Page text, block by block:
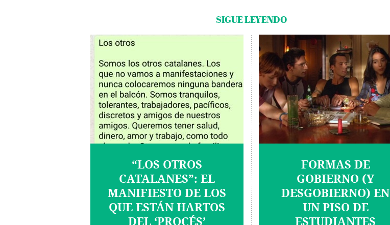
SIGUE LEYENDO
“LOS OTROS
CATALANES”: EL
MANIFIESTO DE LOS
QUE ESTÁN HARTOS
DEL ‘PROCÉS’
FORMAS DE
GOBIERNO (Y
DESGOBIERNO) EN
UN PISO DE
ESTUDIANTES